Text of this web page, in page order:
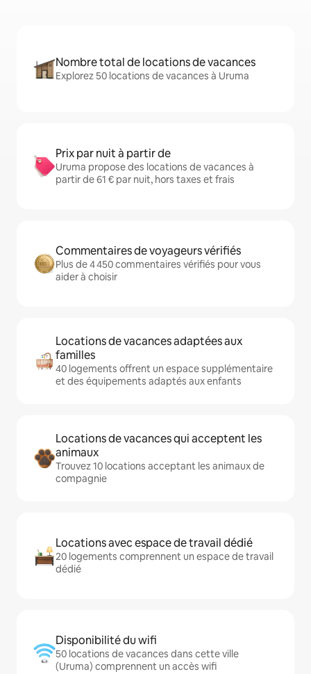
Nombre total de locations de vacances
Explorez 50 locations de vacances à Uruma
Prix par nuit à partir de
Uruma propose des locations de vacances à
partir de 61 € par nuit, hors taxes et frais
Commentaires de voyageurs vérifiés
Plus de 4 450 commentaires vérifiés pour vous
aider à choisir
Locations de vacances adaptées aux
familles
40 logements offrent un espace supplémentaire
et des équipements adaptés aux enfants
Locations de vacances qui acceptent les
animaux
Trouvez 10 locations acceptant les animaux de
compagnie
Locations avec espace de travail dédié
20 logements comprennent un espace de travail
dédié
Disponibilité du wifi
50 locations de vacances dans cette ville
(Uruma) comprennent un accès wifi